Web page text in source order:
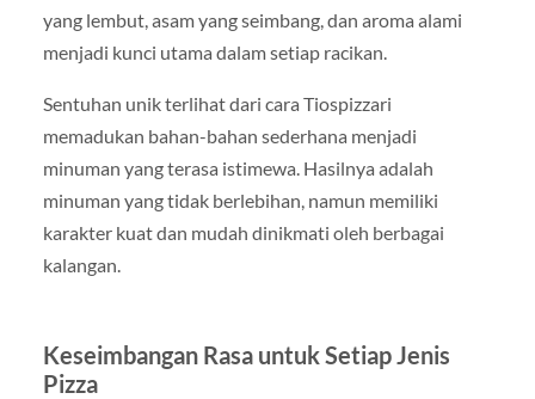
yang lembut, asam yang seimbang, dan aroma alami
menjadi kunci utama dalam setiap racikan.
Sentuhan unik terlihat dari cara Tiospizzari
memadukan bahan-bahan sederhana menjadi
minuman yang terasa istimewa. Hasilnya adalah
minuman yang tidak berlebihan, namun memiliki
karakter kuat dan mudah dinikmati oleh berbagai
kalangan.
Keseimbangan Rasa untuk Setiap Jenis
Pizza